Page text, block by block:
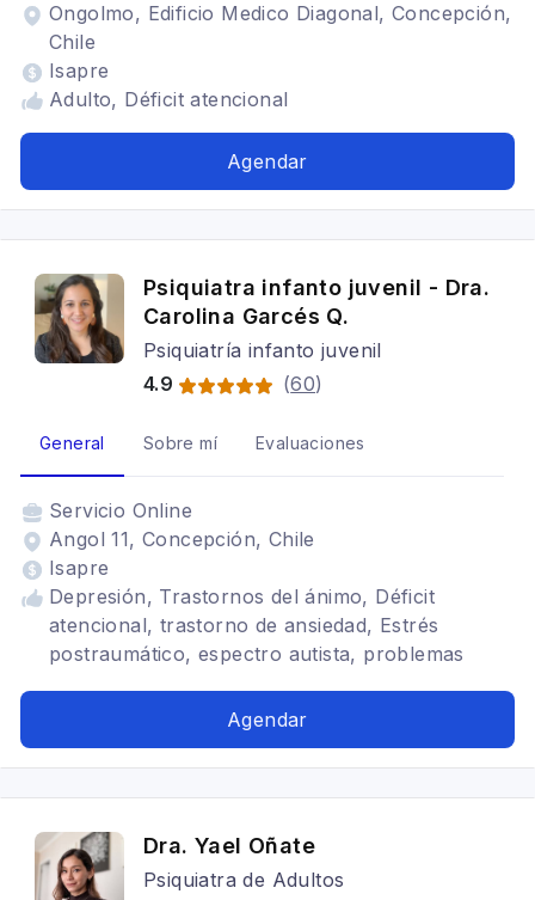
Ongolmo, Edificio Medico Diagonal, Concepción,
Chile
Isapre
Adulto, Déficit atencional
Agendar
Psiquiatra infanto juvenil - Dra.
Carolina Garcés Q.
Psiquiatría infanto juvenil
4.9
(60)
General Sobre mí Evaluaciones
Servicio Online
Angol 11, Concepción, Chile
Isapre
Depresión, Trastornos del ánimo, Déficit
atencional, trastorno de ansiedad, Estrés
postraumático, espectro autista, problemas
Agendar
Dra. Yael Oñate
Psiquiatra de Adultos